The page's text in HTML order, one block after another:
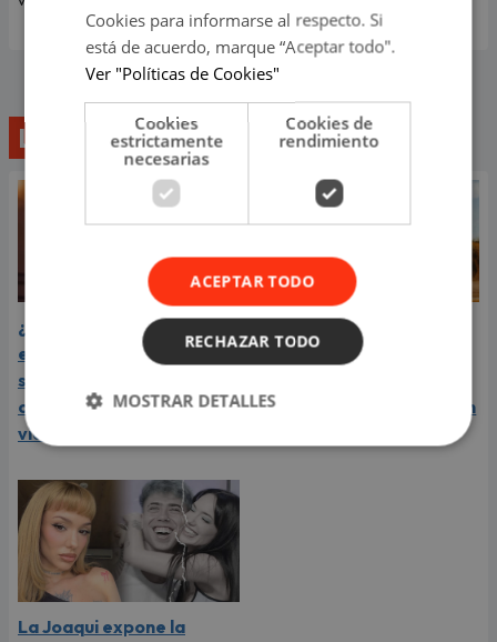
Lo último
¿Greeicy está
embarazada de su
segundo hijo? Mike Bahía
compartió revelador
video
Carín León está en el
mejor momento de su
el año de su consagración
La Joaqui expone la
Cookies para informarse al respecto. Si
está de acuerdo, marque “Aceptar todo".
Ver "Políticas de Cookies"
Cookies
estrictamente
necesarias
Cookies de
rendimiento
ACEPTAR TODO
RECHAZAR TODO
MOSTRAR DETALLES